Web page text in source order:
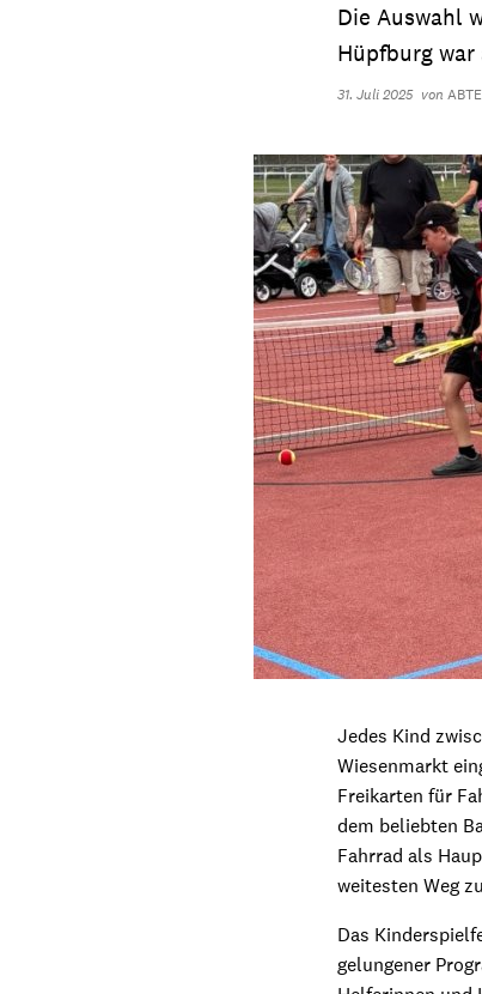
Die Auswahl
Hüpfburg
31. Juli 2025 von
Jedes Kind
Wiesenmarkt
Freikarten für
dem beliebten
Fahrrad als
weitesten Weg
Das
gelungener